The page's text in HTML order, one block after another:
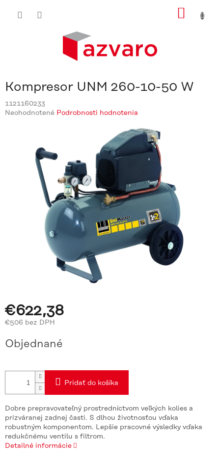
Kompresor UNM 260-10-50 W
1121160233
Priemerné
hviezdičiek.
Neohodnotené Podrobnosti hodnotenia
€622,38
€506 bez DPH
cena:
Objednané
Pridať do košíka
Dobre prepravovateľný prostredníctvom veľkých kolies a
prizváranej zadnej časti. S dlhou životnosťou vďaka
robustným komponentom. Lepšie pracovné výsledky vďaka
redukčnému ventilu s filtrom.
Detailné informácie